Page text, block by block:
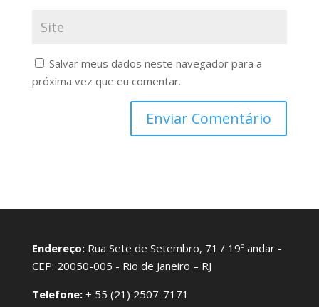
Salvar meus dados neste navegador para a
próxima vez que eu comentar.
Endereço:Rua Sete de Setembro, 71 / 19º andar -
CEP: 20050-005 - Rio de Janeiro – RJ
Telefone:+ 55 (21) 2507-7171